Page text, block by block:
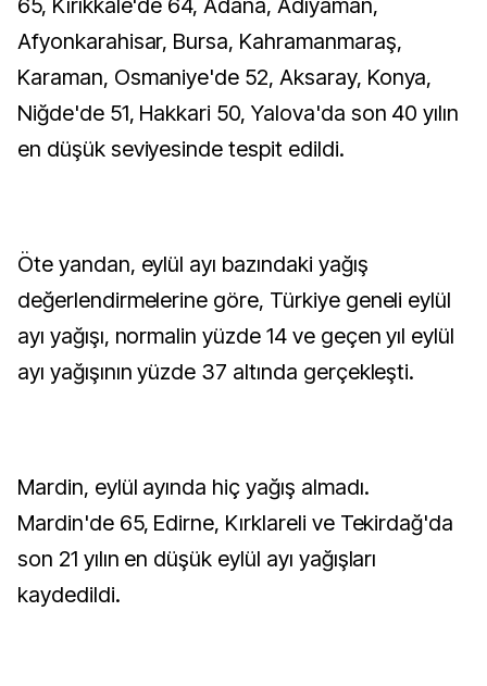
65, Kırıkkale'de 64, Adana, Adıyaman,
Afyonkarahisar, Bursa, Kahramanmaraş,
Karaman, Osmaniye'de 52, Aksaray, Konya,
Niğde'de 51, Hakkari 50, Yalova'da son 40 yılın
en düşük seviyesinde tespit edildi.
Öte yandan, eylül ayı bazındaki yağış
değerlendirmelerine göre, Türkiye geneli eylül
ayı yağışı, normalin yüzde 14 ve geçen yıl eylül
ayı yağışının yüzde 37 altında gerçekleşti.
Mardin, eylül ayında hiç yağış almadı.
Mardin'de 65, Edirne, Kırklareli ve Tekirdağ'da
son 21 yılın en düşük eylül ayı yağışları
kaydedildi.